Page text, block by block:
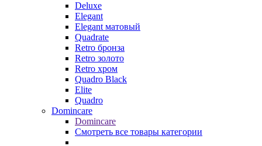
Deluxe
Elegant
Elegant матовый
Quadrate
Retro бронза
Retro золото
Retro хром
Quadro Black
Elite
Quadro
Domincare
Domincare
Смотреть все товары категории